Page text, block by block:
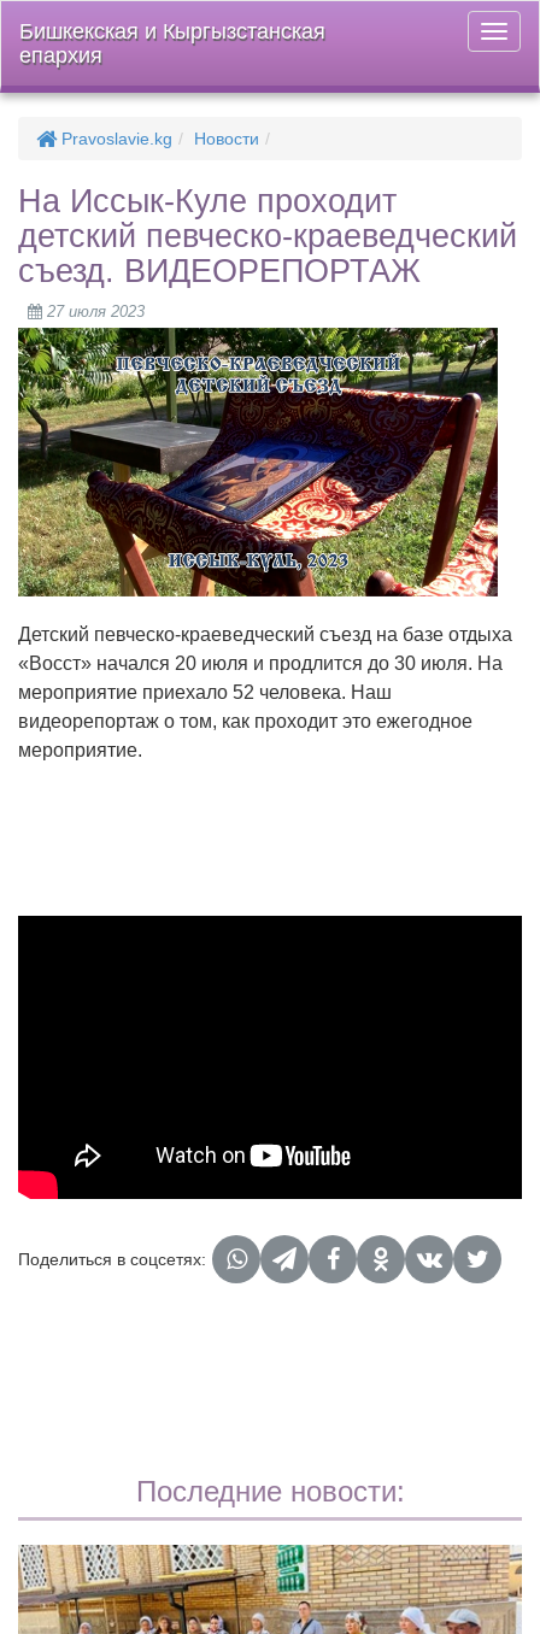
меню
Бишкекская и Кыргызстанская
епархия
Pravoslavie.kg Новости
На Иссык-Куле проходит
детский певческо-краеведческий
съезд. ВИДЕОРЕПОРТАЖ
27 июля 2023
Детский певческо-краеведческий съезд на базе отдыха
«Восст» начался 20 июля и продлится до 30 июля. На
мероприятие приехало 52 человека. Наш
видеорепортаж о том, как проходит это ежегодное
мероприятие.
Поделиться в соцсетях:
Последние новости: